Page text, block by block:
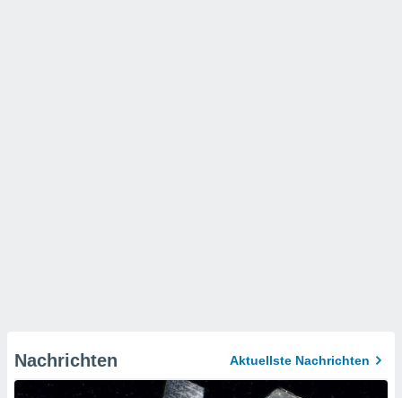
Nachrichten Aktuellste Nachrichten